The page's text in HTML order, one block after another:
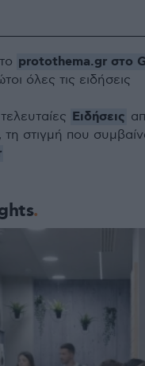
protothema.gr στο
όλες τις ειδήσεις
Ειδήσεις
τη στιγμή που